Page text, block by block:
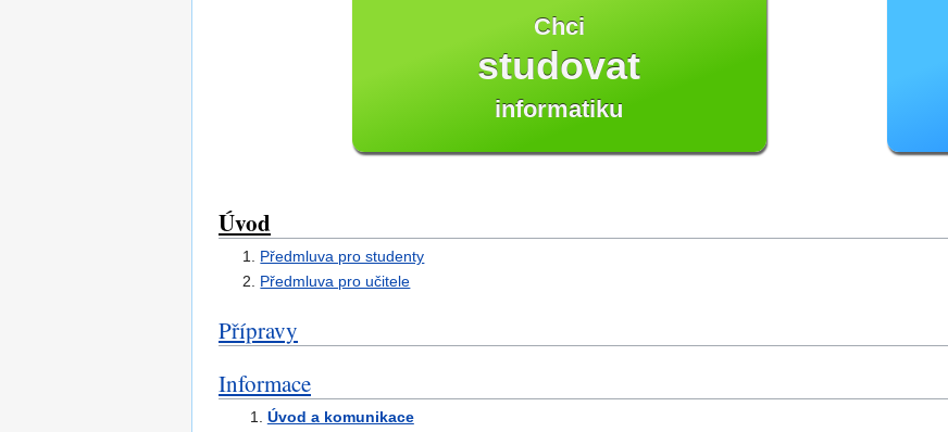
Chci
studovat
informatiku
Úvod
1. Předmluva pro studenty
2. Předmluva pro učitele
Přípravy
Informace
Úvod a komunikace